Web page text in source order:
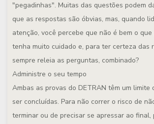
"pegadinhas". Muitas das questões podem
que as respostas são óbvias, mas, quando
atenção, você percebe que não é bem o que
tenha muito cuidado e, para ter certeza das
sempre releia as perguntas, combinado?
Administre o seu tempo
Ambas as provas do DETRAN têm um limite
ser concluídas. Para não correr o risco de
terminar ou de precisar se apressar ao final,